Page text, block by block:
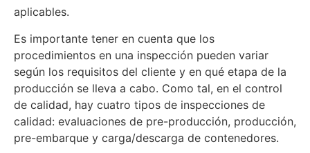
aplicables.
Es importante tener en cuenta que los
procedimientos en una inspección pueden variar
según los requisitos del cliente y en qué etapa de la
producción se lleva a cabo. Como tal, en el control
de calidad, hay cuatro tipos de inspecciones de
calidad: evaluaciones de pre-producción, producción,
pre-embarque y carga/descarga de contenedores.